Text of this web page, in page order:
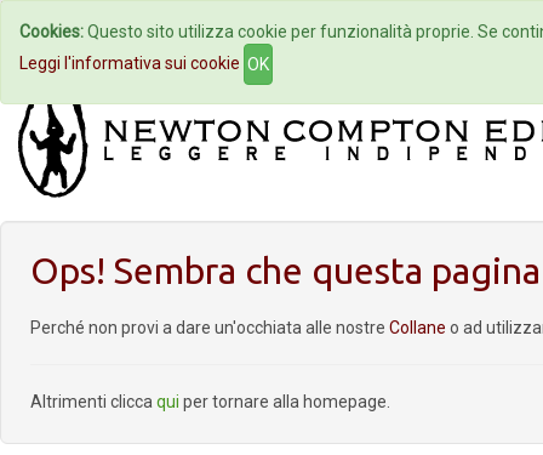
Home Autori Eventi
Ops! Sembra che questa
Perché non provi a dare un'occhiata alle nostre Collane o ad
Altrimenti clicca qui per tornare alla homepage.
Cookies:Questo sito utilizza cookie per funzionalità proprie. Se
Leggi l'informativa sui cookie OK